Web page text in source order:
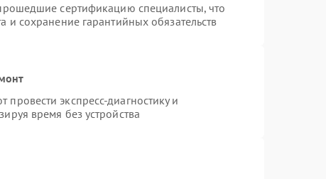
сертификацию специалисты, что
и сохранение гарантийных обязательств
экспресс-диагностику и
время без устройства